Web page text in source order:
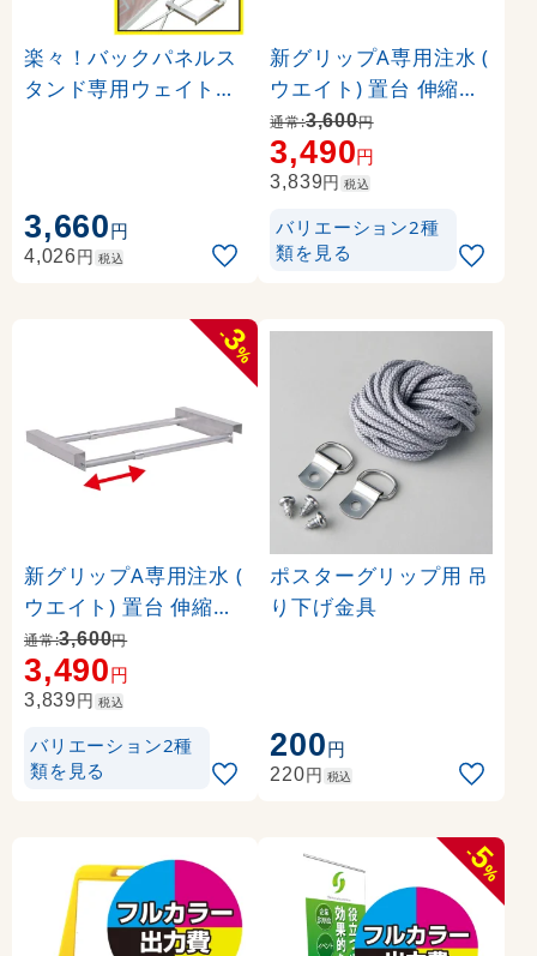
楽々！バックパネルス
タンド専用ウェイト台(
3,660円
4,026円 税込
新グリップA専用注水 (
ウエイト) 置台 伸縮タ
イプ カラー:ブラック (
36024-2B)
通常:3,600円
3,490円
3,839円 税込
バリエーション2種
類を見る
-
3
%
新グリップA専用注水 (
ウエイト) 置台 伸縮タ
イプ カラー:シルバー (
36024-2S)
通常:3,600円
3,490円
3,839円 税込
バリエーション2種
類を見る
ポスターグリップ用 吊
り下げ金具
200円
220円 税込
-
5
%